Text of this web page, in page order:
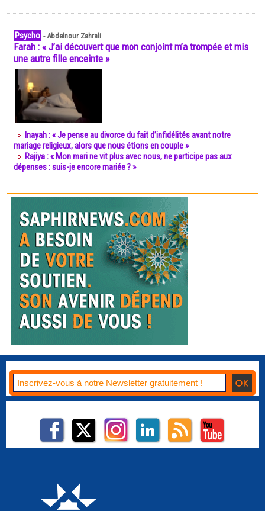
Psycho -Abdelnour Zahrali
Farah : « J’ai découvert que mon conjoint m’a trompée et mis
une autre fille enceinte »
Inayah : « Je pense au divorce du fait d’infidélités avant notre
mariage religieux, alors que nous étions en couple »
Rajiya : « Mon mari ne vit plus avec nous, ne participe pas aux
dépenses : suis-je encore mariée ? »